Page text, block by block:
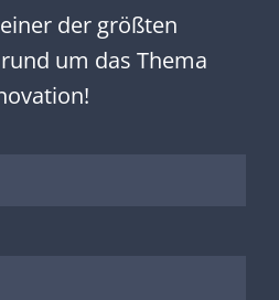
der größten
um das Thema